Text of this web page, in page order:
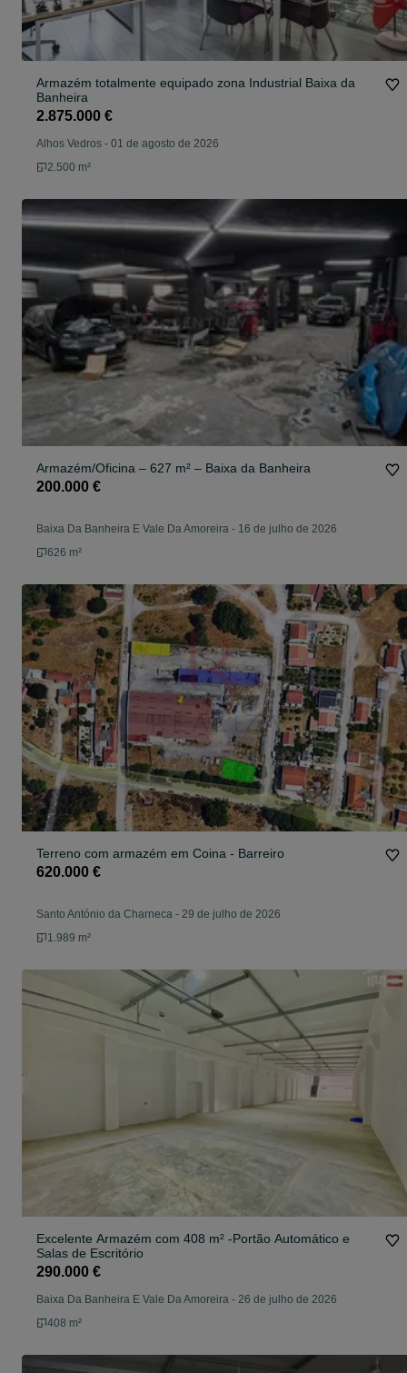
Armazém totalmente equipado zona Industrial Baixa da
Banheira
2.875.000 €
Alhos Vedros - 01 de agosto de 2026
2.500 m²
Armazém/Oficina – 627 m² – Baixa da Banheira
200.000 €
Baixa Da Banheira E Vale Da Amoreira - 16 de julho de 2026
626 m²
Terreno com armazém em Coina - Barreiro
620.000 €
Santo António da Charneca - 29 de julho de 2026
1.989 m²
Excelente Armazém com 408 m² -Portão Automático e
Salas de Escritório
290.000 €
Baixa Da Banheira E Vale Da Amoreira - 26 de julho de 2026
408 m²